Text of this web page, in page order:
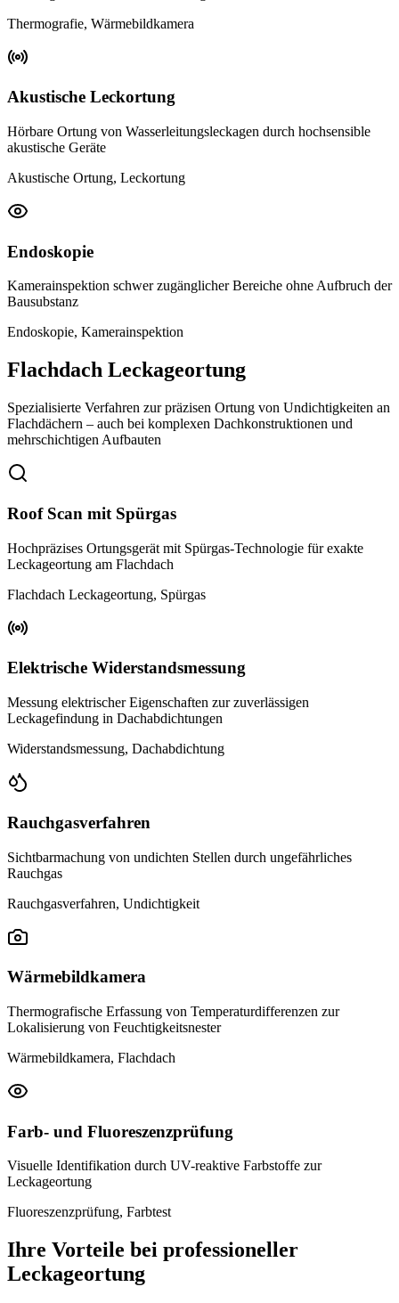
Thermografie, Wärmebildkamera
Akustische Leckortung
Hörbare Ortung von Wasserleitungsleckagen durch hochsensible
akustische Geräte
Akustische Ortung, Leckortung
Endoskopie
Kamerainspektion schwer zugänglicher Bereiche ohne Aufbruch der
Bausubstanz
Endoskopie, Kamerainspektion
Flachdach Leckageortung
Spezialisierte Verfahren zur präzisen Ortung von Undichtigkeiten an
Flachdächern – auch bei komplexen Dachkonstruktionen und
mehrschichtigen Aufbauten
Roof Scan mit Spürgas
Hochpräzises Ortungsgerät mit Spürgas-Technologie für exakte
Leckageortung am Flachdach
Flachdach Leckageortung, Spürgas
Elektrische Widerstandsmessung
Messung elektrischer Eigenschaften zur zuverlässigen
Leckagefindung in Dachabdichtungen
Widerstandsmessung, Dachabdichtung
Rauchgasverfahren
Sichtbarmachung von undichten Stellen durch ungefährliches
Rauchgas
Rauchgasverfahren, Undichtigkeit
Wärmebildkamera
Thermografische Erfassung von Temperaturdifferenzen zur
Lokalisierung von Feuchtigkeitsnester
Wärmebildkamera, Flachdach
Farb- und Fluoreszenzprüfung
Visuelle Identifikation durch UV-reaktive Farbstoffe zur
Leckageortung
Fluoreszenzprüfung, Farbtest
Ihre Vorteile bei professioneller
Leckageortung